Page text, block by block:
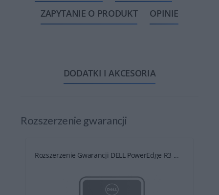
ZAPYTANIE O PRODUKT
OPINIE
DODATKI I AKCESORIA
Rozszerzenie gwarancji
Rozszerzenie Gwarancji DELL PowerEdge R3 ...